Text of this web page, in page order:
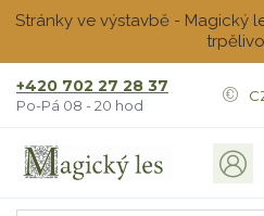
Stránky ve výstavbě - Magický
+420 702 27 28 37
Po-Pá 08 - 20 hod